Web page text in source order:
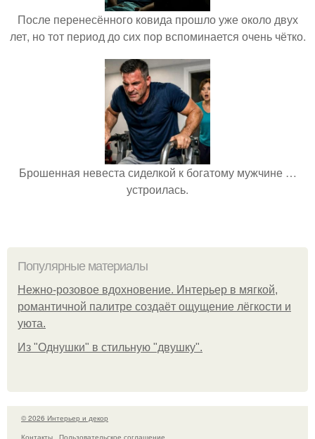
После перенесённого ковида прошло уже около двух
лет, но тот период до сих пор вспоминается очень чётко.
Брошенная невеста сиделкой к богатому мужчине …
устроилась.
Популярные материалы
Нежно-розовое вдохновение. Интерьер в мягкой,
романтичной палитре создаёт ощущение лёгкости и
уюта.
Из "Однушки" в стильную "двушку".
© 2026 Интерьер и декор
Контакты
Пользовательское соглашение